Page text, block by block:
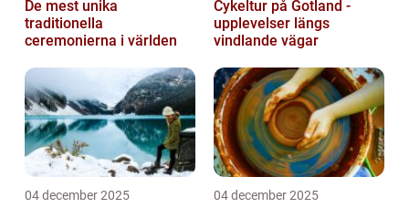
De mest unika
traditionella
ceremonierna i världen
Cykeltur på Gotland -
upplevelser längs
vindlande vägar
04 december 2025 04 december 2025